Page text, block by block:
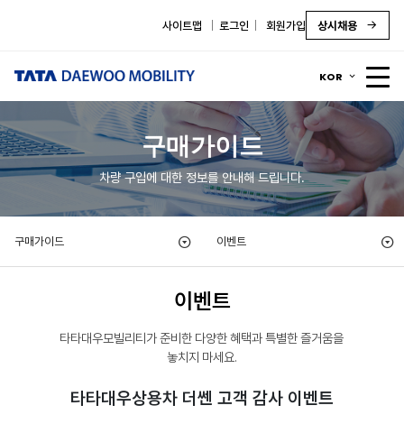
사이트맵 로그인 회원가입 상시채용
KOR
구매가이드
차량 구입에 대한 정보를 안내해 드립니다.
구매가이드 이벤트
이벤트
타타대우모빌리티가 준비한 다양한 혜택과 특별한 즐거움을
놓치지 마세요.
타타대우상용차 더쎈 고객 감사 이벤트